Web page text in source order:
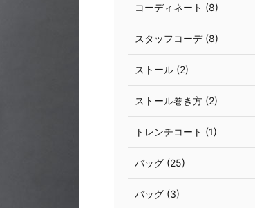
コーディネート (8)
スタッフコーデ (8)
ストール (2)
ストール巻き方 (2)
トレンチコート (1)
バッグ (25)
バッグ (3)